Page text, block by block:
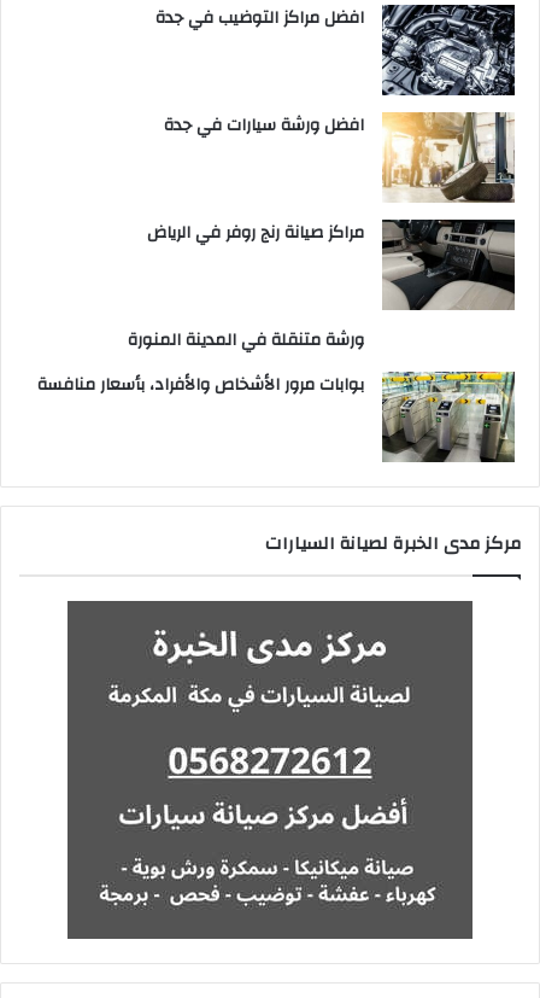
افضل مراكز التوضيب في جدة
افضل ورشة سيارات في جدة
مراكز صيانة رنج روفر في الرياض
ورشة متنقلة في المدينة المنورة
بوابات مرور الأشخاص والأفراد، بأسعار منافسة
مركز مدى الخبرة لصيانة السيارات